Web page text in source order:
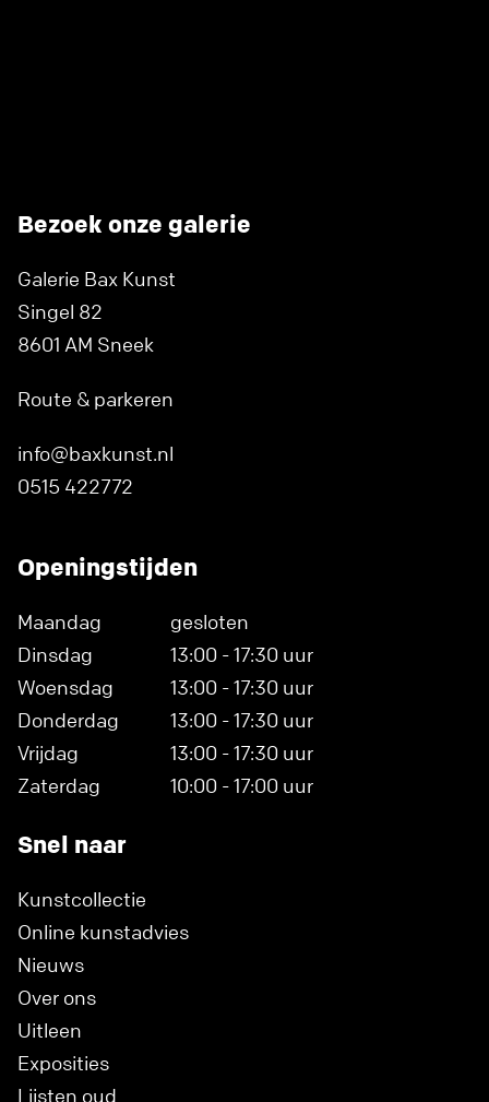
Bezoek onze galerie
Galerie Bax Kunst
Singel 82
8601 AM Sneek
Route & parkeren
info@baxkunst.nl
0515 422772
Openingstijden
Maandag
gesloten
Dinsdag
13:00 - 17:30 uur
Woensdag
13:00 - 17:30 uur
Donderdag
13:00 - 17:30 uur
Vrijdag
13:00 - 17:30 uur
Zaterdag
10:00 - 17:00 uur
Snel naar
Kunstcollectie
Online kunstadvies
Nieuws
Over ons
Uitleen
Exposities
Lijsten oud